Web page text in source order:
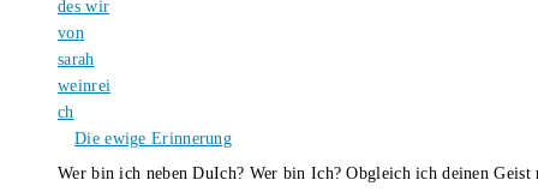
Die ewige Erinnerung
Wer bin ich neben DuIch? Wer bin Ich? Obgleich ich deinen